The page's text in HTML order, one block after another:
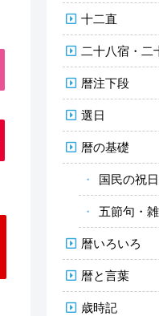
十二直
二十八宿・二
暦注下段
選日
暦の基礎
国民の祝日
五節句・
暦いろいろ
暦と言葉
歳時記